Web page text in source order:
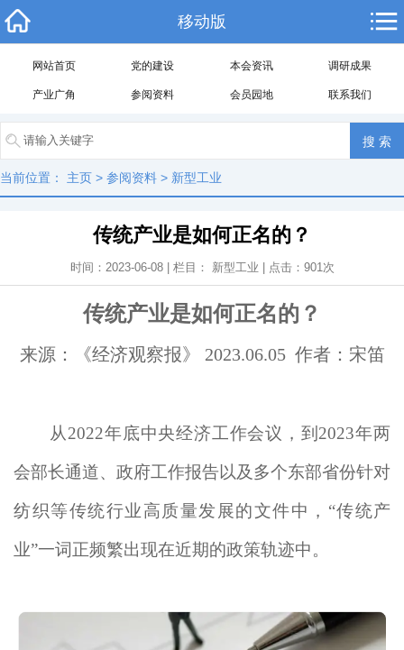
移动版
网站首页 党的建设 本会资讯 调研成果
产业广角 参阅资料 会员园地 联系我们
当前位置： 主页 > 参阅资料 > 新型工业
传统产业是如何正名的？
时间：2023-06-08 | 栏目： 新型工业 | 点击： 901次
传统产业是如何正名的？
来源：《经济观察报》 2023.06.05 作者：宋笛
从2022年底中央经济工作会议，到2023年两
会部长通道、政府工作报告以及多个东部省份针对
纺织等传统行业高质量发展的文件中，“传统产
业”一词正频繁出现在近期的政策轨迹中。